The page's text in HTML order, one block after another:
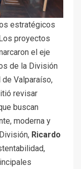
estratégicos
proyectos
el eje
de la División
Valparaíso,
revisar
buscan
moderna y
Ricardo